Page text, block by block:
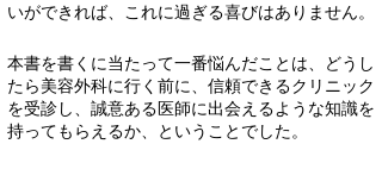
いができれば、これに過ぎる喜びはありません。
本書を書くに当たって一番悩んだことは、どうし
たら美容外科に行く前に、信頼できるクリニック
を受診し、誠意ある医師に出会えるような知識を
持ってもらえるか、ということでした。